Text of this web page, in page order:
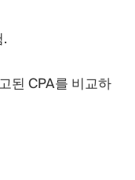
된 CPA를 비교하